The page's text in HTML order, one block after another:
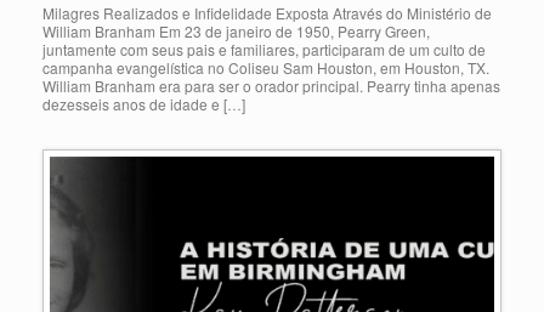
Milagres Realizados e Infidelidade Exposta Através do Ministério de
William Branham Em 23 de janeiro de 1950, Pearry Green,
juntamente com seus pais e familiares, participaram de um culto de
campanha evangelística no Coliseu Sam Houston, em Houston, TX.
William Branham era para ser o orador principal. Pearry tinha apenas
dezesseis anos de idade e […]